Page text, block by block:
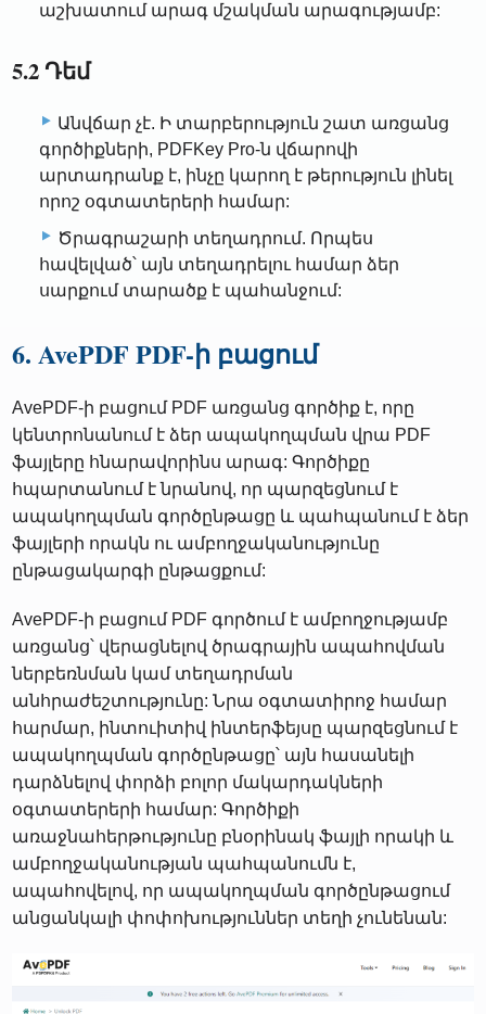
աշխատում արագ մշակման արագությամբ:
5.2 Դեմ
Անվճար չէ. Ի տարբերություն շատ առցանց
գործիքների, PDFKey Pro-ն վճարովի
արտադրանք է, ինչը կարող է թերություն լինել
որոշ օգտատերերի համար:
Ծրագրաշարի տեղադրում. Որպես
հավելված՝ այն տեղադրելու համար ձեր
սարքում տարածք է պահանջում:
6. AvePDF PDF-ի բացում
AvePDF-ի բացում PDF առցանց գործիք է, որը
կենտրոնանում է ձեր ապակողպման վրա PDF
ֆայլերը հնարավորինս արագ: Գործիքը
հպարտանում է նրանով, որ պարզեցնում է
ապակողպման գործընթացը և պահպանում է ձեր
ֆայլերի որակն ու ամբողջականությունը
ընթացակարգի ընթացքում:
AvePDF-ի բացում PDF գործում է ամբողջությամբ
առցանց՝ վերացնելով ծրագրային ապահովման
ներբեռնման կամ տեղադրման
անհրաժեշտությունը: Նրա օգտատիրոջ համար
հարմար, ինտուիտիվ ինտերֆեյսը պարզեցնում է
ապակողպման գործընթացը՝ այն հասանելի
դարձնելով փորձի բոլոր մակարդակների
օգտատերերի համար: Գործիքի
առաջնահերթությունը բնօրինակ ֆայլի որակի և
ամբողջականության պահպանումն է,
ապահովելով, որ ապակողպման գործընթացում
անցանկալի փոփոխություններ տեղի չունենան: